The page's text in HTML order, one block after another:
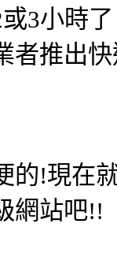
3小時
者推出
的!現在
網站吧!!